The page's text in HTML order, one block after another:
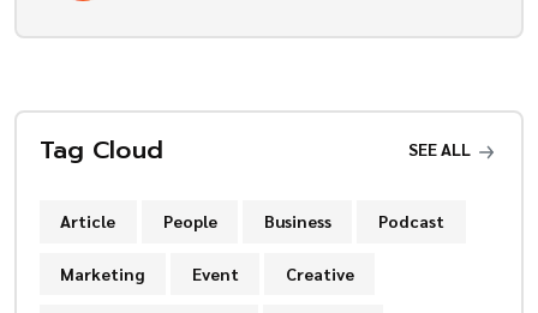
Tag Cloud SEE ALL
Article People Business Podcast
Marketing Event Creative